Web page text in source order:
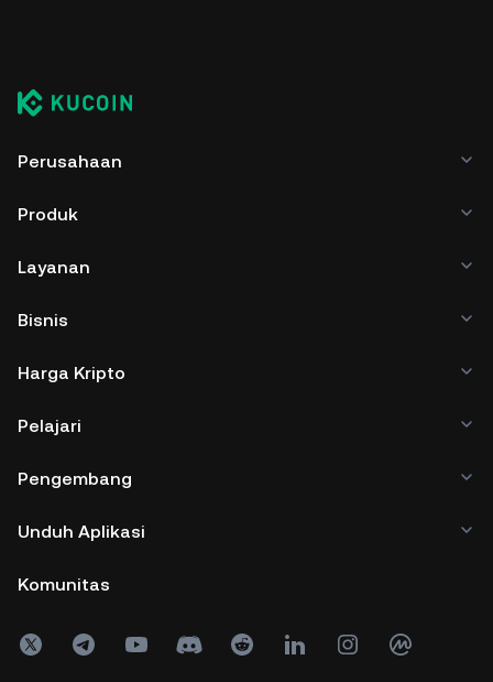
Perusahaan
Produk
Layanan
Bisnis
Harga Kripto
Pelajari
Pengembang
Unduh Aplikasi
Komunitas